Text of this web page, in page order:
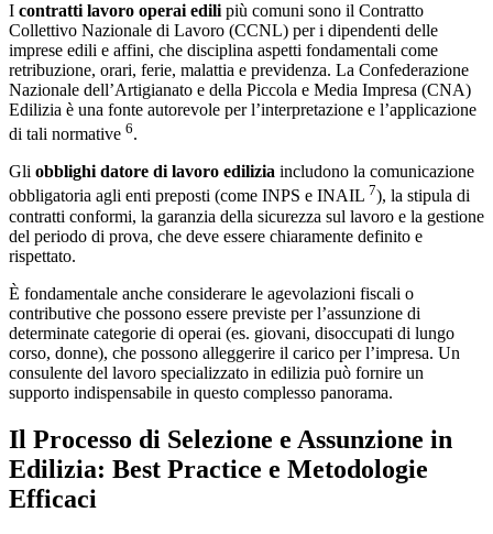
I contratti lavoro operai edili più comuni sono il Contratto
Collettivo Nazionale di Lavoro (CCNL) per i dipendenti delle
imprese edili e affini, che disciplina aspetti fondamentali come
retribuzione, orari, ferie, malattia e previdenza. La Confederazione
Nazionale dell’Artigianato e della Piccola e Media Impresa (CNA)
Edilizia è una fonte autorevole per l’interpretazione e l’applicazione
di tali normative 6.
Gli obblighi datore di lavoro edilizia includono la comunicazione
obbligatoria agli enti preposti (come INPS e INAIL 7), la stipula di
contratti conformi, la garanzia della sicurezza sul lavoro e la gestione
del periodo di prova, che deve essere chiaramente definito e
rispettato.
È fondamentale anche considerare le agevolazioni fiscali o
contributive che possono essere previste per l’assunzione di
determinate categorie di operai (es. giovani, disoccupati di lungo
corso, donne), che possono alleggerire il carico per l’impresa. Un
consulente del lavoro specializzato in edilizia può fornire un
supporto indispensabile in questo complesso panorama.
Il Processo di Selezione e Assunzione in
Edilizia: Best Practice e Metodologie
Efficaci